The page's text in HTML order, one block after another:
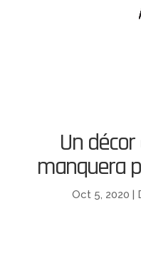
Un
manquera
Oct 5, 2020 |